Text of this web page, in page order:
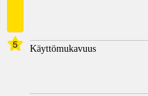
5
Käyttömukavuus